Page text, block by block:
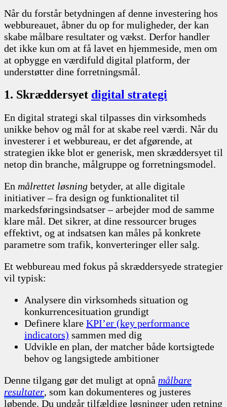
Når du forstår betydningen af denne investering hos
webbureauet, åbner du op for muligheder, der kan
skabe målbare resultater og vækst. Derfor handler
det ikke kun om at få lavet en hjemmeside, men om
at opbygge en værdifuld digital platform, der
understøtter dine forretningsmål.
1. Skræddersyet digital strategi
En digital strategi skal tilpasses din virksomheds
unikke behov og mål for at skabe reel værdi. Når du
investerer i et webbureau, er det afgørende, at
strategien ikke blot er generisk, men skræddersyet til
netop din branche, målgruppe og forretningsmodel.
En målrettet løsning betyder, at alle digitale
initiativer – fra design og funktionalitet til
markedsføringsindsatser – arbejder mod de samme
klare mål. Det sikrer, at dine ressourcer bruges
effektivt, og at indsatsen kan måles på konkrete
parametre som trafik, konverteringer eller salg.
Et webbureau med fokus på skræddersyede strategier
vil typisk:
Analysere din virksomheds situation og
konkurrencesituation grundigt
Definere klare KPI’er (key performance
indicators) sammen med dig
Udvikle en plan, der matcher både kortsigtede
behov og langsigtede ambitioner
Denne tilgang gør det muligt at opnå målbare
resultater, som kan dokumenteres og justeres
løbende. Du undgår tilfældige løsninger uden retning